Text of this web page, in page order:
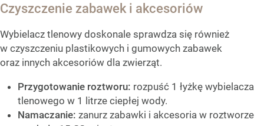
Czyszczenie zabawek i akcesoriów
Wybielacz tlenowy doskonale sprawdza się również
w czyszczeniu plastikowych i gumowych zabawek
oraz innych akcesoriów dla zwierząt.
Przygotowanie roztworu: rozpuść 1 łyżkę wybielacza
tlenowego w 1 litrze ciepłej wody.
Namaczanie: zanurz zabawki i akcesoria w roztworze